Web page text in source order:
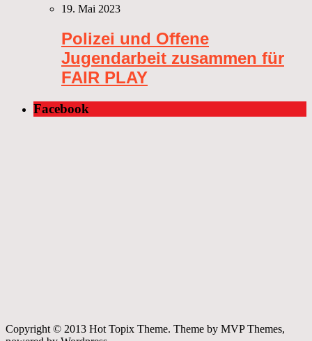
19. Mai 2023
Polizei und Offene
Jugendarbeit zusammen für
FAIR PLAY
Facebook
Copyright © 2013 Hot Topix Theme. Theme by MVP Themes,